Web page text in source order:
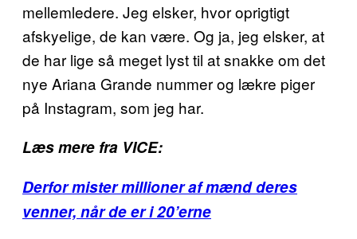
mellemledere. Jeg elsker, hvor oprigtigt
afskyelige, de kan være. Og ja, jeg elsker, at
de har lige så meget lyst til at snakke om det
nye Ariana Grande nummer og lækre piger
på Instagram, som jeg har.
Læs mere fra VICE:
Derfor mister millioner af mænd deres
venner, når de er i 20’erne